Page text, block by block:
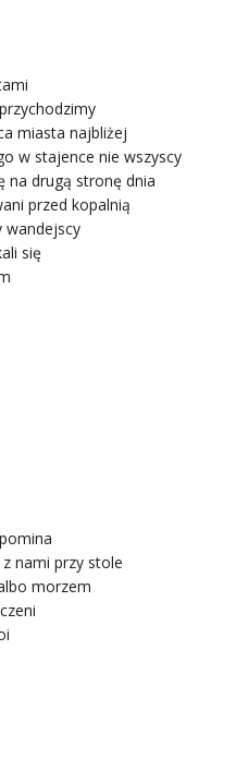
miasta najbliżej
w stajence nie wszyscy
na drugą stronę dnia
przed kopalnią
wandejscy
się
nami przy stole
morzem